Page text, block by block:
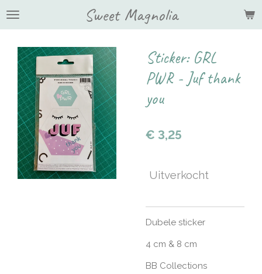
Ga
hoofdinhoud
Sweet Magnolia
Sticker: GRL
PWR - Juf thank
you
€ 3,25
Uitverkocht
Dubele sticker
4 cm & 8 cm
BB Collections